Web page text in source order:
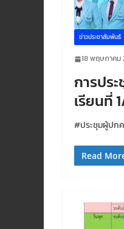
ข่าวประชาสัมพันธ์
18 พฤษภาคม
การปร
เรียนที่
#ประชุมผู้ปก
Read